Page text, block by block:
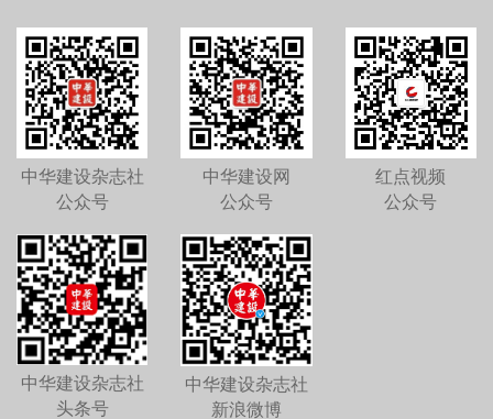
中华建设杂志社
公众号
中华建设网
公众号
红点视频
公众号
中华建设杂志社
头条号
中华建设杂志社
新浪微博